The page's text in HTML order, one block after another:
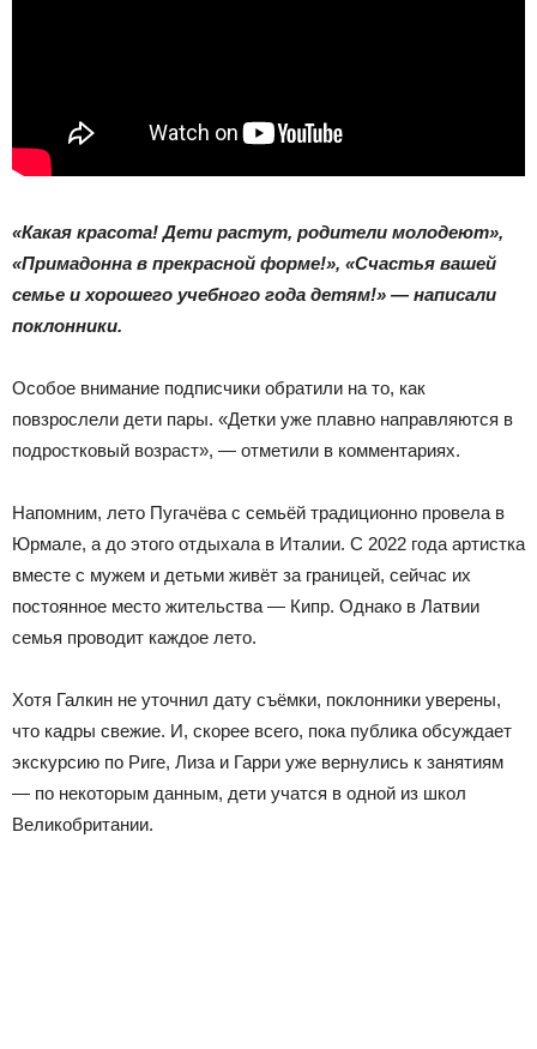
«Какая красота! Дети растут, родители молодеют»,
«Примадонна в прекрасной форме!», «Счастья вашей
семье и хорошего учебного года детям!» — написали
поклонники.
Особое внимание подписчики обратили на то, как
повзрослели дети пары. «Детки уже плавно направляются в
подростковый возраст», — отметили в комментариях.
Напомним, лето Пугачёва с семьёй традиционно провела в
Юрмале, а до этого отдыхала в Италии. С 2022 года артистка
вместе с мужем и детьми живёт за границей, сейчас их
постоянное место жительства — Кипр. Однако в Латвии
семья проводит каждое лето.
Хотя Галкин не уточнил дату съёмки, поклонники уверены,
что кадры свежие. И, скорее всего, пока публика обсуждает
экскурсию по Риге, Лиза и Гарри уже вернулись к занятиям
— по некоторым данным, дети учатся в одной из школ
Великобритании.